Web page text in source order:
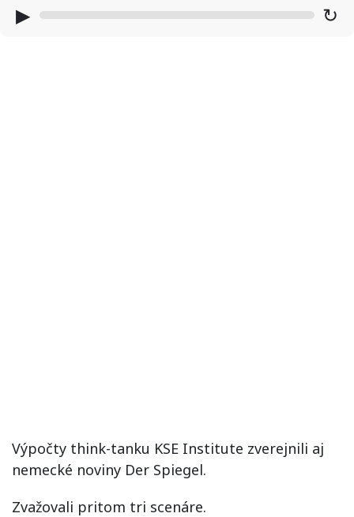
▶ ↻
Výpočty think-tanku KSE Institute zverejnili aj
nemecké noviny Der Spiegel.
Zvažovali pritom tri scenáre.